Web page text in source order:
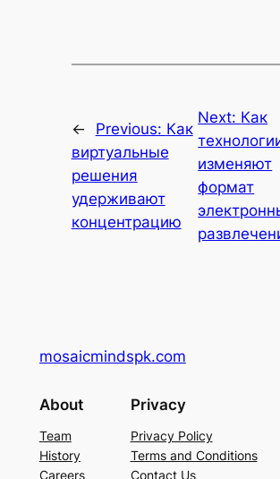
← Previous: Как
виртуальные
решения
удерживают
концентрацию
Next: Как
изменяют
формат
mosaicmindspk.com
About
Team
History
Careers
Privacy
Privacy Policy
Terms and Conditions
Contact Us